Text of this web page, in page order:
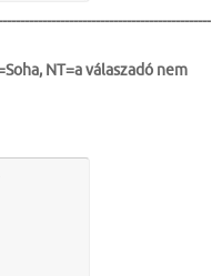
NT=a válaszadó nem